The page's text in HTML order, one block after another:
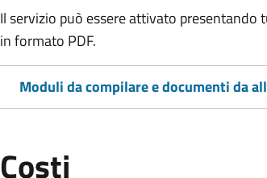
Il servizio può essere attivato
in formato PDF.
Moduli da compilare e documenti da
Costi